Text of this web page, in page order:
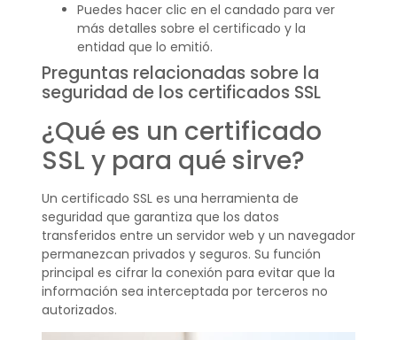
Puedes hacer clic en el candado para ver
más detalles sobre el certificado y la
entidad que lo emitió.
Preguntas relacionadas sobre la
seguridad de los certificados SSL
¿Qué es un certificado
SSL y para qué sirve?
Un certificado SSL es una herramienta de
seguridad que garantiza que los datos
transferidos entre un servidor web y un navegador
permanezcan privados y seguros. Su función
principal es cifrar la conexión para evitar que la
información sea interceptada por terceros no
autorizados.